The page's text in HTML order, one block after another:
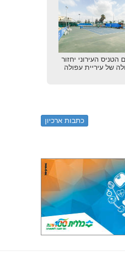
העירוני יחזור
של עיריית עפולה
כתבות ארכיון